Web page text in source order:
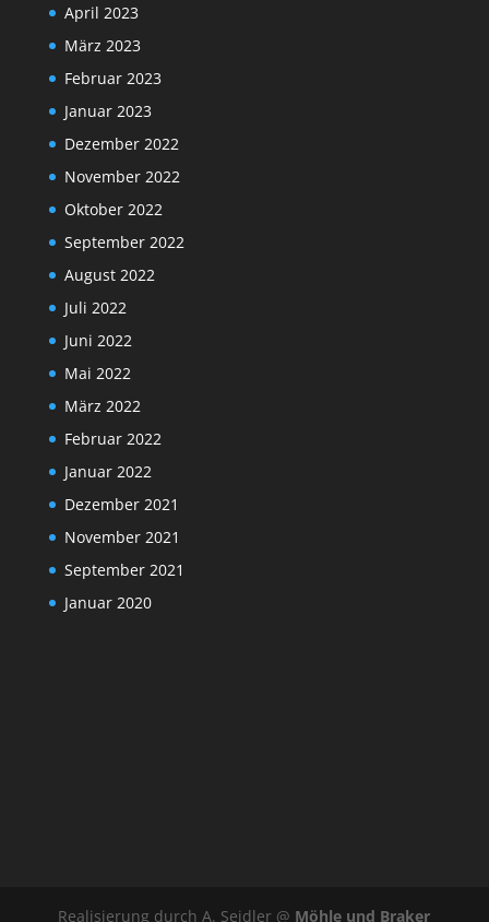
April 2023
März 2023
Februar 2023
Januar 2023
Dezember 2022
November 2022
Oktober 2022
September 2022
August 2022
Juli 2022
Juni 2022
Mai 2022
März 2022
Februar 2022
Januar 2022
Dezember 2021
November 2021
September 2021
Januar 2020
Realisierung durch A. Seidler @ Möhle und Braker